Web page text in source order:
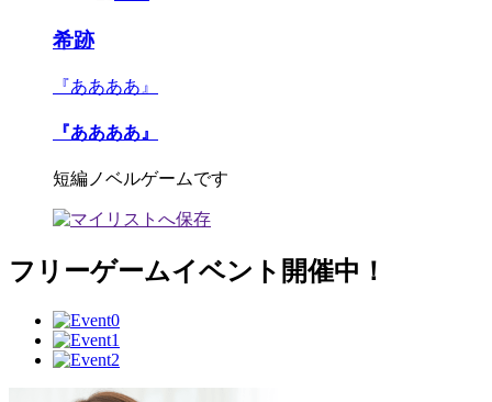
希跡
『ああああ』
『ああああ』
短編ノベルゲームです
フリーゲームイベント開催中！